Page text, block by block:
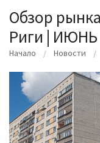
Услуги
Kонтакты
Обзор
Риги | ИЮНЬ
Начало Hовости